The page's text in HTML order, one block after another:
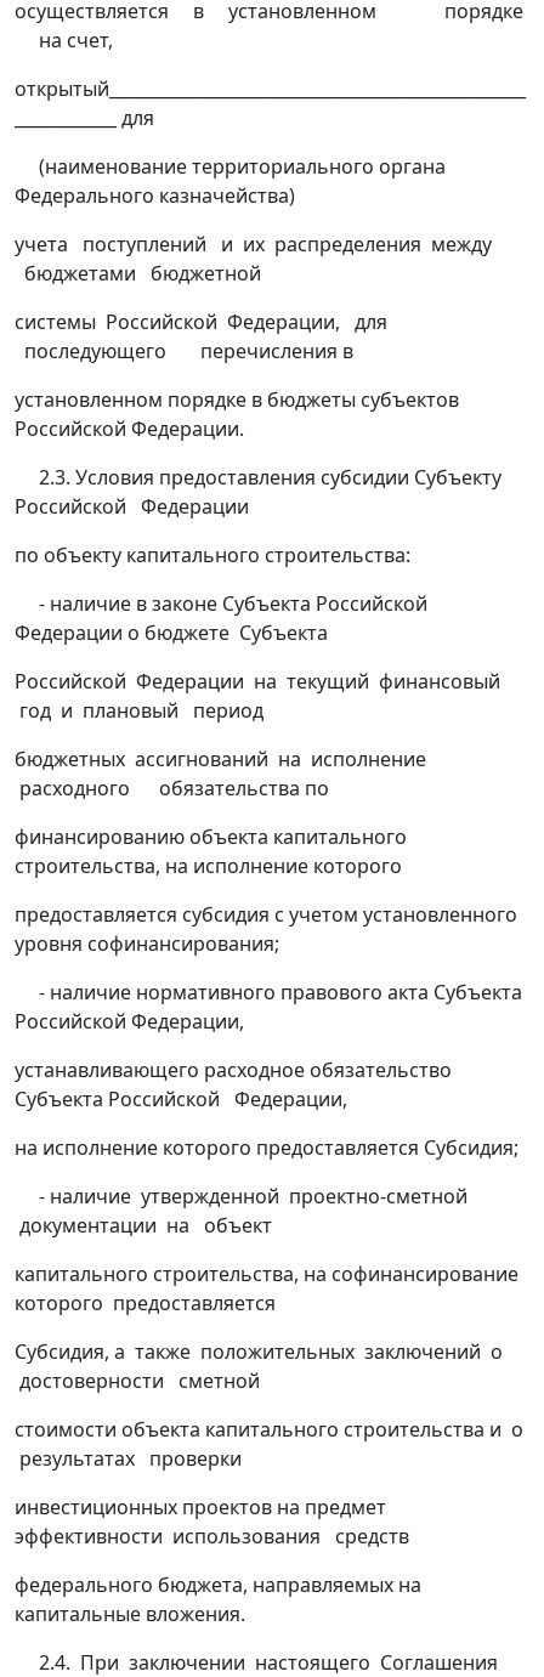
осуществляется в установленном порядке
на счет,
открытый_________________________________________________
____________ для
(наименование территориального органа
Федерального казначейства)
учета поступлений и их распределения между
бюджетами бюджетной
системы Российской Федерации, для
последующего перечисления в
установленном порядке в бюджеты субъектов
Российской Федерации.
2.3. Условия предоставления субсидии Субъекту
Российской Федерации
по объекту капитального строительства:
- наличие в законе Субъекта Российской
Федерации о бюджете Субъекта
Российской Федерации на текущий финансовый
год и плановый период
бюджетных ассигнований на исполнение
расходного обязательства по
финансированию объекта капитального
строительства, на исполнение которого
предоставляется субсидия с учетом установленного
уровня софинансирования;
- наличие нормативного правового акта Субъекта
Российской Федерации,
устанавливающего расходное обязательство
Субъекта Российской Федерации,
на исполнение которого предоставляется Субсидия;
- наличие утвержденной проектно-сметной
документации на объект
капитального строительства, на софинансирование
которого предоставляется
Субсидия, а также положительных заключений о
достоверности сметной
стоимости объекта капитального строительства и о
результатах проверки
инвестиционных проектов на предмет
эффективности использования средств
федерального бюджета, направляемых на
капитальные вложения.
2.4. При заключении настоящего Соглашения